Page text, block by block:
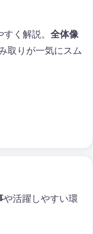
く解説。 全体像
取りが一気にスム
や活躍しやすい環